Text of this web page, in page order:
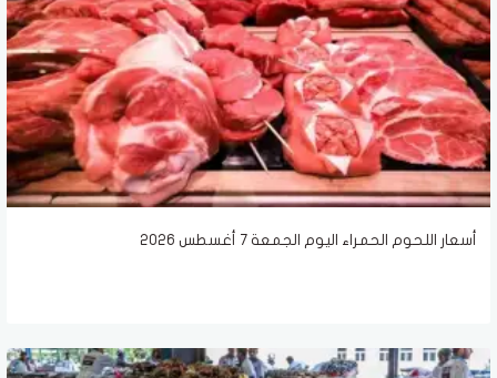
أسعار اللحوم الحمراء اليوم الجمعة 7 أغسطس 2026